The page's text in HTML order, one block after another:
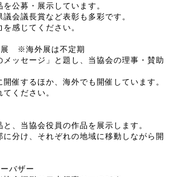
公募・展示しています。
会議長賞など表彰も多彩です。
感じてください。
展
※海外展は不定期
メッセージ」と題し、当協会の理事・賛助
催するほか、海外でも開催しています。
ください。
、当協会役員の作品を展示します。
分け、それぞれの地域に移動しながら開
バザー